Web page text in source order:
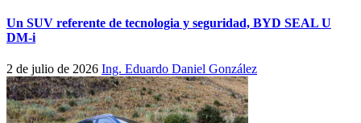
Un SUV referente de tecnologia y seguridad, BYD SEAL U
DM-i
2 de julio de 2026 Ing. Eduardo Daniel González